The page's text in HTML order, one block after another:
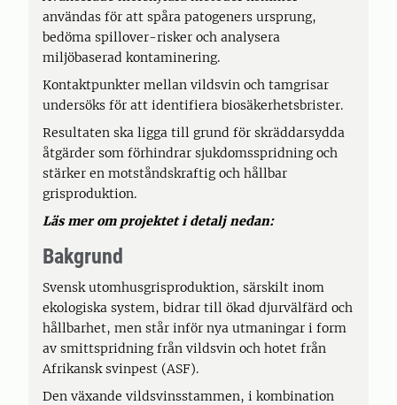
användas för att spåra patogeners ursprung,
bedöma spillover-risker och analysera
miljöbaserad kontaminering.
Kontaktpunkter mellan vildsvin och tamgrisar
undersöks för att identifiera biosäkerhetsbrister.
Resultaten ska ligga till grund för skräddarsydda
åtgärder som förhindrar sjukdomsspridning och
stärker en motståndskraftig och hållbar
grisproduktion.
Läs mer om projektet i detalj nedan:
Bakgrund
Svensk utomhusgrisproduktion, särskilt inom
ekologiska system, bidrar till ökad djurvälfärd och
hållbarhet, men står inför nya utmaningar i form
av smittspridning från vildsvin och hotet från
Afrikansk svinpest (ASF).
Den växande vildsvinsstammen, i kombination